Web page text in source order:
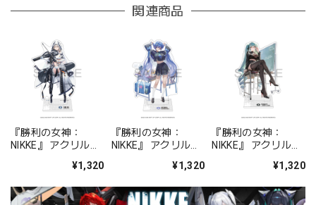
関連商品
『勝利の女神：
NIKKE』 アクリルス
¥1,320
『勝利の女神：
NIKKE』 アクリルス
ォーチュンメイト
¥1,320
『勝利の女神：
NIKKE』 アクリルス
シャープレッスン
¥1,320